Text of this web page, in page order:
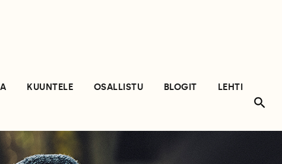
KUUNTELE OSALLISTU BLOGIT
LEHTI